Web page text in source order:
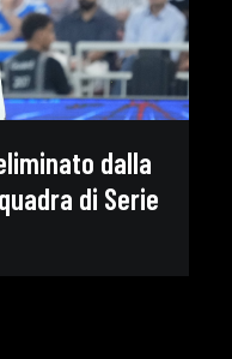
dalla
di Serie